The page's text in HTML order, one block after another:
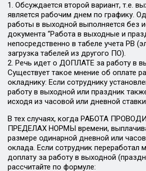
1. Обсуждается второй вариант, т.е.
является рабочим днем по графику.
работы в выходной выполняется без
документа “Работа в выходные и
непосредственно в табеле учета РВ
загрузка табелей из другого ПО).
2. Речь идет о ДОПЛАТЕ за работу в
Существует такое мнение об оплате
окладнику: Если сотруднику
работу в выходной или праздник
исходя из часовой или дневной
В тех случаях, когда РАБОТА
ПРЕДЕЛАХ НОРМЫ времени,
размере одинарной дневной или
оклада. Если сотрудник переработал
доплату за работу в выходной
рассчитайте по формуле: